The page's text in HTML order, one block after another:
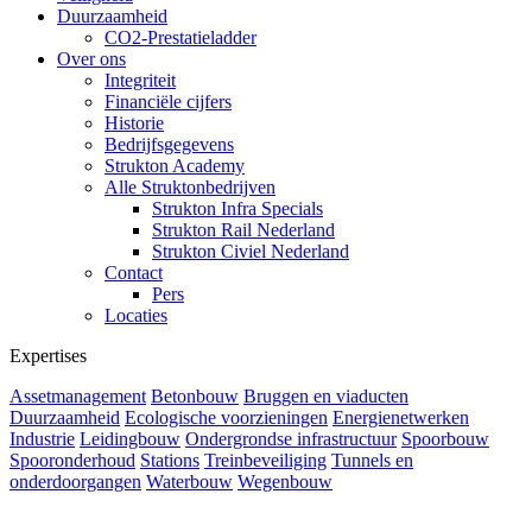
Duurzaamheid
CO2-Prestatieladder
Over ons
Integriteit
Financiële cijfers
Historie
Bedrijfsgegevens
Strukton Academy
Alle Struktonbedrijven
Strukton Infra Specials
Strukton Rail Nederland
Strukton Civiel Nederland
Contact
Pers
Locaties
Expertises
Assetmanagement Betonbouw Bruggen en viaducten
Duurzaamheid Ecologische voorzieningen Energienetwerken
Industrie Leidingbouw Ondergrondse infrastructuur Spoorbouw
Spooronderhoud Stations Treinbeveiliging Tunnels en
onderdoorgangen Waterbouw Wegenbouw